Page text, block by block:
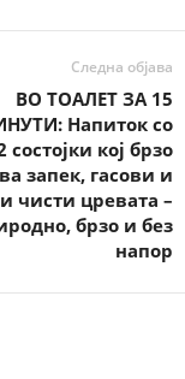
Следна објава
ВО ТОАЛЕТ ЗА 15
Напиток со
состојки кој брзо
запек, гасови и
чисти цревата –
брзо и без
напор